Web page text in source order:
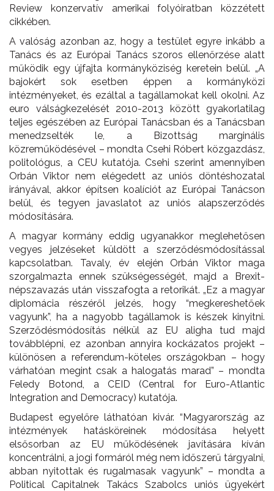
Review konzervatív amerikai folyóiratban közzétett
cikkében.
A valóság azonban az, hogy a testület egyre inkább a
Tanács és az Európai Tanács szoros ellenőrzése alatt
működik egy újfajta kormányköziség keretein belül. „A
bajokért sok esetben éppen a kormányközi
intézményeket, és ezáltal a tagállamokat kell okolni. Az
euro válságkezelését 2010-2013 között gyakorlatilag
teljes egészében az Európai Tanácsban és a Tanácsban
menedzselték le, a Bizottság marginális
közreműködésével – mondta Csehi Róbert közgazdász,
politológus, a CEU kutatója. Csehi szerint amennyiben
Orbán Viktor nem elégedett az uniós döntéshozatal
irányával, akkor építsen koalíciót az Európai Tanácson
belül, és tegyen javaslatot az uniós alapszerződés
módosítására.
A magyar kormány eddig ugyanakkor meglehetősen
vegyes jelzéseket küldött a szerződésmódosítással
kapcsolatban. Tavaly, év elején Orbán Viktor maga
szorgalmazta ennek szükségességét, majd a Brexit-
népszavazás után visszafogta a retorikát. „Ez a magyar
diplomácia részéről jelzés, hogy “megkereshetőek
vagyunk”, ha a nagyobb tagállamok is készek kinyitni.
Szerződésmódosítás nélkül az EU aligha tud majd
továbblépni, ez azonban annyira kockázatos projekt –
különösen a referendum-köteles országokban – hogy
várhatóan megint csak a halogatás marad” – mondta
Feledy Botond, a CEID (Central for Euro-Atlantic
Integration and Democracy) kutatója.
Budapest egyelőre láthatóan kivár. “Magyarország az
intézmények hatásköreinek módosítása helyett
elsősorban az EU működésének javítására kíván
koncentrálni, a jogi formáról még nem időszerű tárgyalni,
abban nyitottak és rugalmasak vagyunk” – mondta a
Political Capitalnek Takács Szabolcs uniós ügyekért